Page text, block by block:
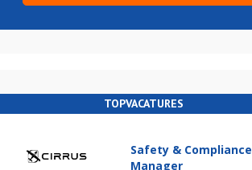
TOPVACATURES
Safety & Compliance
Manager